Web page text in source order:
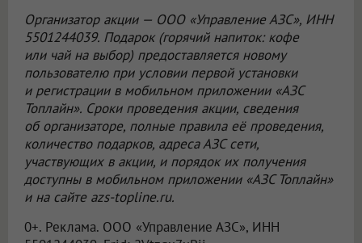
Организатор акции — ООО «Управление АЗС», ИНН
5501244039. Подарок (горячий напиток: кофе
или чай на выбор) предоставляется новому
пользователю при условии первой установки
и регистрации в мобильном приложении «АЗС
Топлайн». Сроки проведения акции, сведения
об организаторе, полные правила её проведения,
количество подарков, адреса АЗС сети,
участвующих в акции, и порядок их получения
доступны в мобильном приложении «АЗС Топлайн»
и на сайте azs-topline.ru.
0+. Реклама. ООО «Управление АЗС», ИНН